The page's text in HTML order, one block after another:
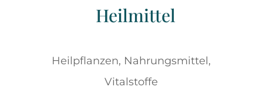
Heilmittel
Heilpflanzen, Nahrungsmittel,
Vitalstoffe